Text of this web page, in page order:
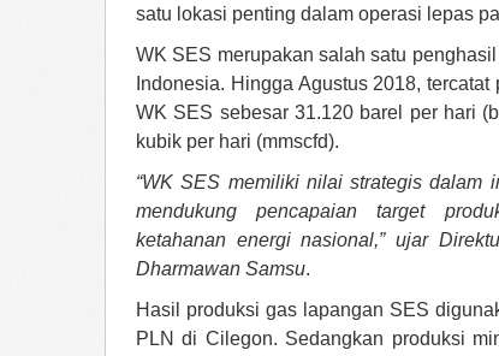
satu lokasi penting dalam operasi lepas
WK SES merupakan salah satu
Indonesia. Hingga Agustus 2018,
WK SES sebesar 31.120 barel per hari
kubik per hari (mmscfd).
“WK SES memiliki nilai strategis dalam
mendukung pencapaian target
ketahanan energi nasional,” ujar
Dharmawan Samsu.
Hasil produksi gas lapangan SES
PLN di Cilegon. Sedangkan produksi